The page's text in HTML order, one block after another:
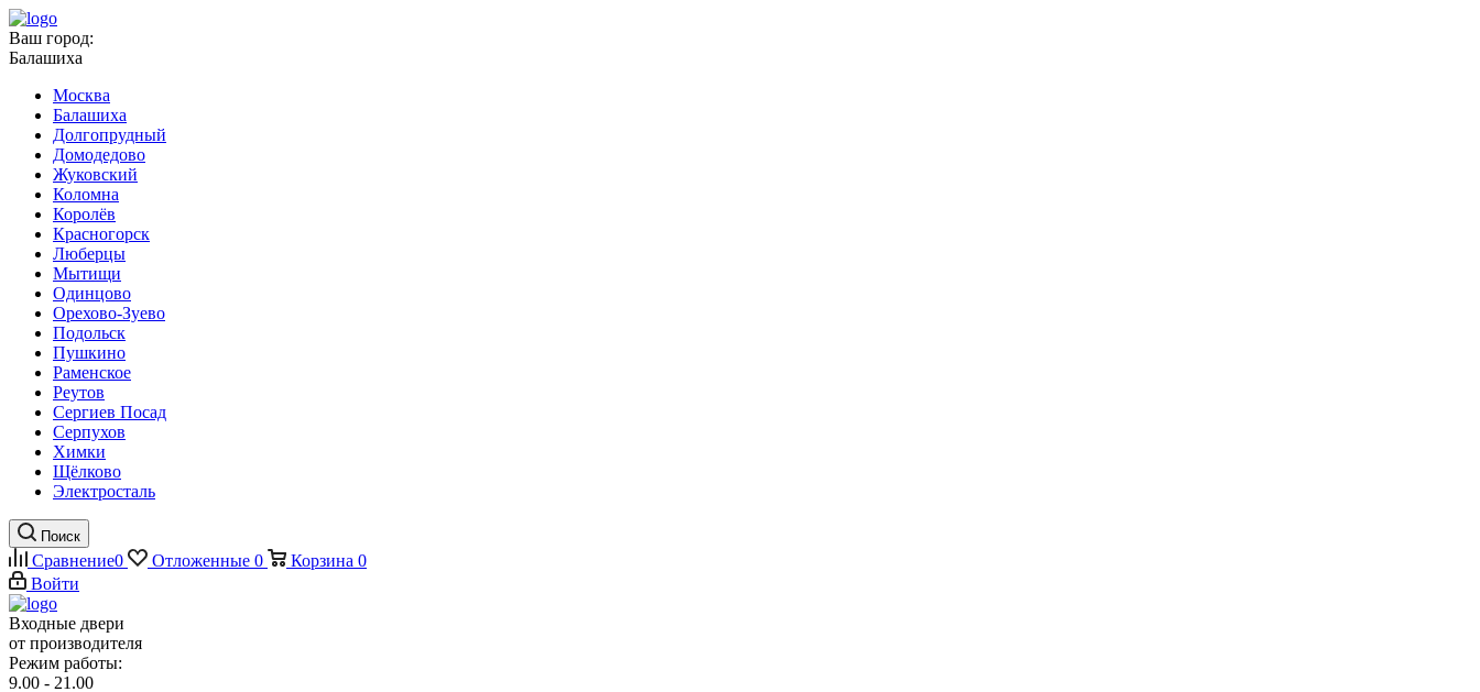
Ваш город:
Балашиха
Москва
Балашиха
Долгопрудный
Домодедово
Жуковский
Коломна
Королёв
Красногорск
Люберцы
Мытищи
Одинцово
Орехово-Зуево
Подольск
Пушкино
Раменское
Реутов
Сергиев Посад
Серпухов
Химки
Щёлково
Электросталь
Поиск
Сравнение0 Отложенные 0 Корзина 0
Войти
Входные двери
от производителя
Режим работы:
9.00 - 21.00